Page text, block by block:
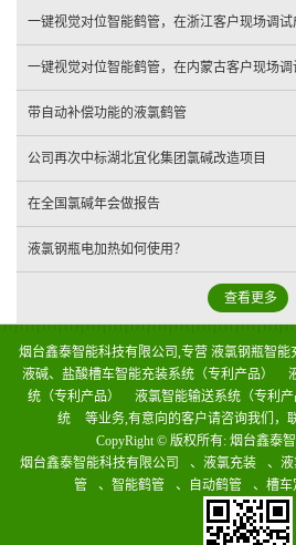
一键视觉对位智能鹤管，在浙江客户现场调试
一键视觉对位智能鹤管，在内蒙古客户现场调
带自动补偿功能的液氯鹤管
公司再次中标湖北宜化集团氯碱改造项目
在全国氯碱年会做报告
液氯钢瓶电加热如何使用？
查看更多
烟台鑫泰智能科技有限公司,专营 液氯钢瓶智能
液碱、盐酸槽车智能充装系统（专利产品）
统（专利产品）
液氯智能输送系统（专利产
统
等业务,有意向的客户请咨询我们，
CopyRight © 版权所有: 烟台鑫泰
烟台鑫泰智能科技有限公司
、 液氯充装 、
管
、 智能鹤管 、 自动鹤管 、 槽车